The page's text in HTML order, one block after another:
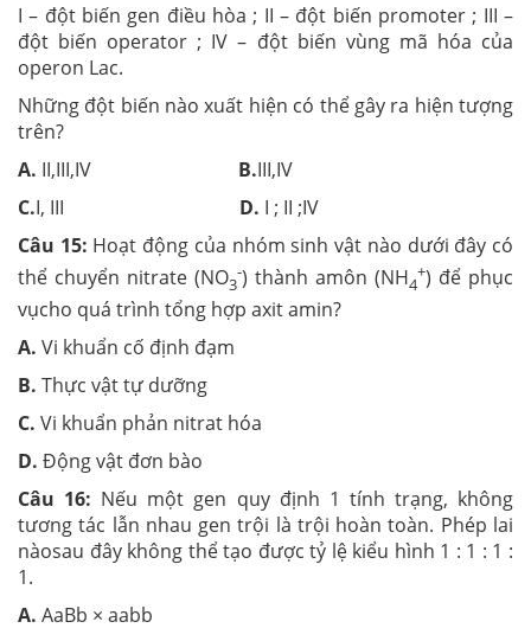
I – đột biến gen điều hòa ; II – đột biến promoter ; III –
đột biến operator ; IV – đột biến vùng mã hóa của
operon Lac.
Những đột biến nào xuất hiện có thể gây ra hiện tượng
trên?
A. II,III,IV B.III,IV
C.I, III D. I ; II ;IV
Câu 15: Hoạt động của nhóm sinh vật nào dưới đây có
thể chuyển nitrate (NO3
-) thành amôn (NH4
+) để phục
vụcho quá trình tổng hợp axit amin?
A. Vi khuẩn cố định đạm
B. Thực vật tự dưỡng
C. Vi khuẩn phản nitrat hóa
D. Động vật đơn bào
Câu 16: Nếu một gen quy định 1 tính trạng, không
tương tác lẫn nhau gen trội là trội hoàn toàn. Phép lai
nàosau đây không thể tạo được tỷ lệ kiểu hình 1 : 1 : 1 :
1.
A. AaBb × aabb